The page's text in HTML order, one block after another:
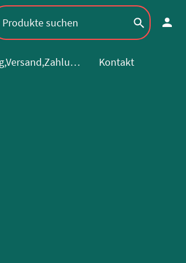
Lieferung,Versand,Zahlung
Kontakt